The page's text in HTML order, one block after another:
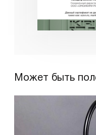
Может быть